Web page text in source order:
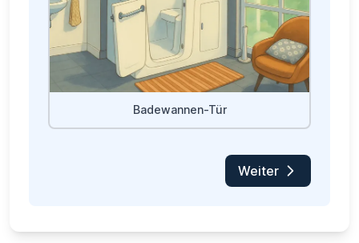
Badewannen-Tür
Weiter